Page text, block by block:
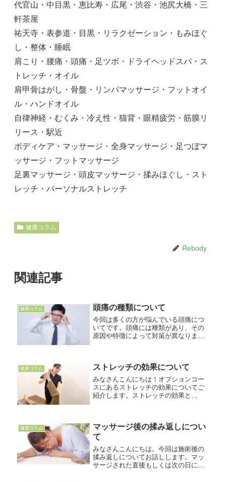
代官山・中目黒・恵比寿・広尾・渋谷・池尻大橋・三
軒茶屋
祐天寺・表参道・目黒・リラクゼーション・もみほぐ
し・整体・睡眠
肩こり・腰痛・頭痛・足ツボ・ドライヘッドスパ・ス
トレッチ・オイル
肩甲骨はがし・骨盤・リンパマッサージ・フットオイ
ル・ハンドオイル
自律神経・むくみ・冷え性・猫背・眼精疲労・筋膜リ
リース・駅近
ボディケア・マッサージ・全身マッサージ・足つぼマ
ッサージ・フットマッサージ
足裏マッサージ・頭皮マッサージ・揉みほぐし・スト
レッチ・パーソナルストレッチ
健康コラム
Rebody
関連記事
健康コラム 頭痛の種類について
今回は多くの方が悩んでいる頭痛につ
いてです。頭痛には種類があり、その
原因や特徴によって対策が異なりま
みで、ストレスや筋肉の緊張によって
引き...
健康コラム ストレッチの効果について
みなさんこんにちは！オプションコー
スにあるストレッチの効果についてご
紹介します。ストレッチの効果と
柔軟性が向上し、関節の可動域が広が
ります...
健康コラム
マッサージ後の揉み返しについ
て
みなさんこんにちは。今回は施術後の
揉み返しについてお話しします。マッ
サージされた直後もしくは次の日に、